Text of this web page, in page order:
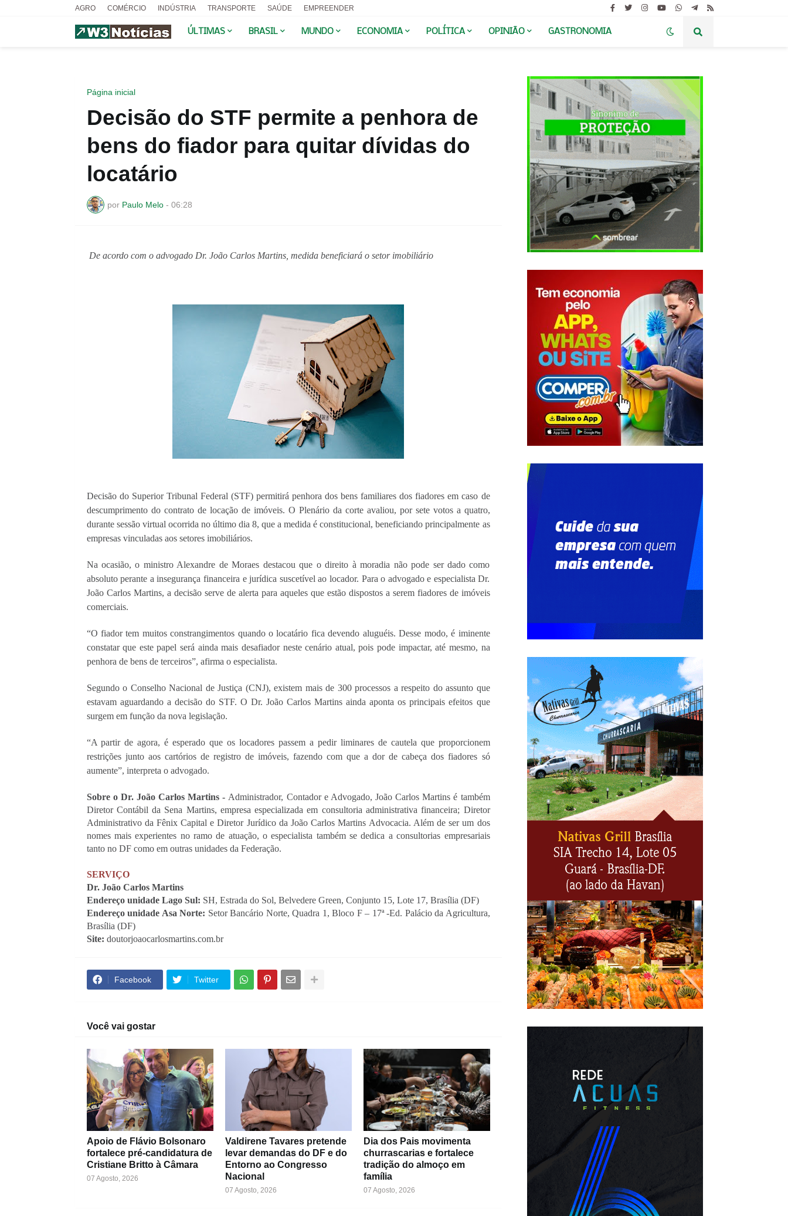
AGRO COMÉRCIO INDÚSTRIA TRANSPORTE SAÚDE EMPREENDER
ÚLTIMAS BRASIL MUNDO ECONOMIA POLÍTICA OPINIÃO GASTRONOMIA
Página inicial
Decisão do STF permite a penhora de
bens do fiador para quitar dívidas do
locatário
por Paulo Melo - 06:28
De acordo com o advogado Dr. João Carlos Martins, medida beneficiará o setor imobiliário
Decisão do Superior Tribunal Federal (STF) permitirá penhora dos bens familiares dos fiadores em caso de
descumprimento do contrato de locação de imóveis. O Plenário da corte avaliou, por sete votos a quatro,
durante sessão virtual ocorrida no último dia 8, que a medida é constitucional, beneficiando principalmente as
empresas vinculadas aos setores imobiliários.
Na ocasião, o ministro Alexandre de Moraes destacou que o direito à moradia não pode ser dado como
absoluto perante a insegurança financeira e jurídica suscetível ao locador. Para o advogado e especialista Dr.
João Carlos Martins, a decisão serve de alerta para aqueles que estão dispostos a serem fiadores de imóveis
comerciais.
“O fiador tem muitos constrangimentos quando o locatário fica devendo aluguéis. Desse modo, é iminente
constatar que este papel será ainda mais desafiador neste cenário atual, pois pode impactar, até mesmo, na
penhora de bens de terceiros”, afirma o especialista.
Segundo o Conselho Nacional de Justiça (CNJ), existem mais de 300 processos a respeito do assunto que
estavam aguardando a decisão do STF. O Dr. João Carlos Martins ainda aponta os principais efeitos que
surgem em função da nova legislação.
“A partir de agora, é esperado que os locadores passem a pedir liminares de cautela que proporcionem
restrições junto aos cartórios de registro de imóveis, fazendo com que a dor de cabeça dos fiadores só
aumente”, interpreta o advogado.
Sobre o Dr. João Carlos Martins - Administrador, Contador e Advogado, João Carlos Martins é também
Diretor Contábil da Sena Martins, empresa especializada em consultoria administrativa financeira; Diretor
Administrativo da Fênix Capital e Diretor Jurídico da João Carlos Martins Advocacia. Além de ser um dos
nomes mais experientes no ramo de atuação, o especialista também se dedica a consultorias empresariais
tanto no DF como em outras unidades da Federação.
SERVIÇO
Dr. João Carlos Martins
Endereço unidade Lago Sul: SH, Estrada do Sol, Belvedere Green, Conjunto 15, Lote 17, Brasília (DF)
Endereço unidade Asa Norte: Setor Bancário Norte, Quadra 1, Bloco F – 17ª -Ed. Palácio da Agricultura,
Brasília (DF)
Site: doutorjoaocarlosmartins.com.br
Facebook Twitter
Você vai gostar
Apoio de Flávio Bolsonaro
fortalece pré-candidatura de
Cristiane Britto à Câmara
07 Agosto, 2026
Valdirene Tavares pretende
levar demandas do DF e do
Entorno ao Congresso
Nacional
07 Agosto, 2026
Dia dos Pais movimenta
churrascarias e fortalece
tradição do almoço em
família
07 Agosto, 2026